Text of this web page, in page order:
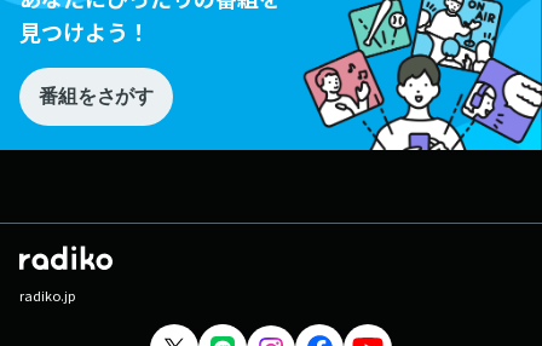
見つけよう！
番組をさがす
radiko.jp